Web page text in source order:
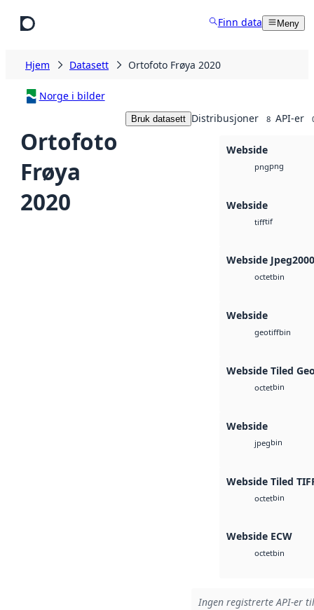
Finn data Meny
Hjem Datasett Ortofoto Frøya 2020
Norge i bilder
Ortofoto
Frøya
2020
Bruk datasett Distribusjoner 8 API-er
Webside
pngpng
Webside
tifftif
Webside Jpeg2000
octetbin
Webside
geotiffbin
Webside Tiled
octetbin
Webside
jpegbin
Webside Tiled
octetbin
Webside ECW
octetbin
Ingen registrerte API-er